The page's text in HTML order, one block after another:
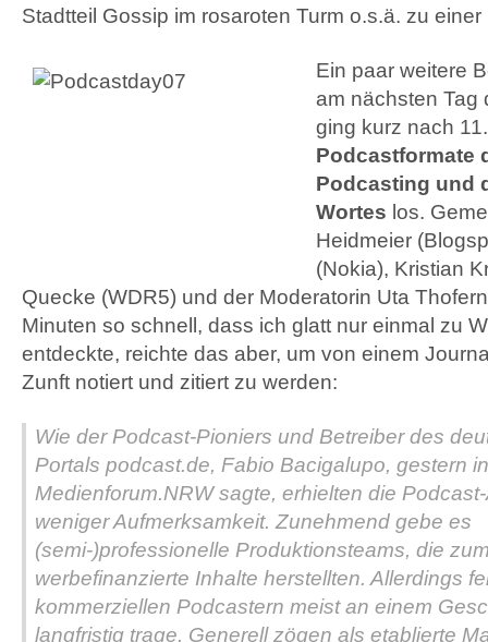
Stadtteil Gossip im rosaroten Turm o.s.ä. zu
Ein paar weitere
am nächsten Tag
ging kurz nach
Podcastformate
Podcasting und
Wortes los.
Heidmeier
(Nokia), Kristian
Quecke (WDR5) und der Moderatorin Uta
Minuten so schnell, dass ich glatt nur einmal zu
entdeckte, reichte das aber, um von einem
Zunft notiert und zitiert zu werden:
Wie der Podcast-Pioniers und Betreiber des
Portals podcast.de, Fabio Bacigalupo, gestern
Medienforum.NRWsagte, erhielten die
weniger Aufmerksamkeit. Zunehmend gebe es
(semi-)professionelle Produktionsteams, die
werbefinanzierte Inhalte herstellten. Allerdings
kommerziellen Podcastern meist an einem
langfristig trage. Generell zögen als etablierte